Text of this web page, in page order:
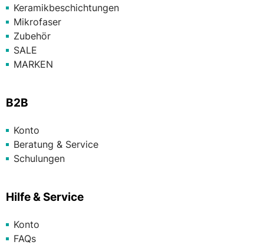
Keramikbeschichtungen
Mikrofaser
Zubehör
SALE
MARKEN
B2B
Konto
Beratung & Service
Schulungen
Hilfe & Service
Konto
FAQs